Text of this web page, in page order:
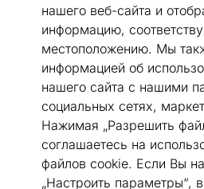
нашего веб-сайта и
информацию,
местоположению. Мы
информацией об
нашего сайта с нашими
социальных сетях,
Нажимая „Разрешить
соглашаетесь на
файлов cookie. Если Вы
„Настроить параметры“,